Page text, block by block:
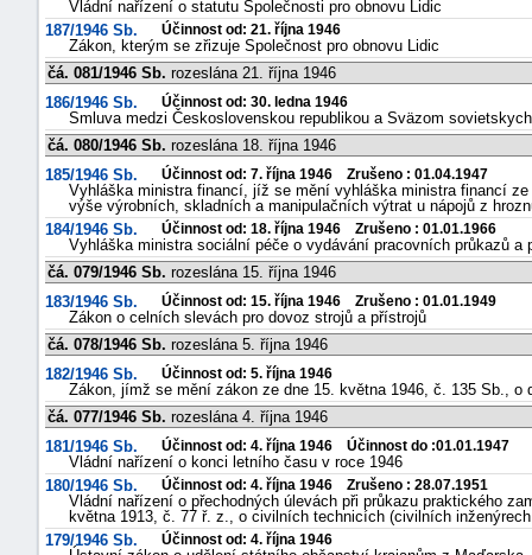
Vládní nařízení o statutu Společnosti pro obnovu Lidic
187/1946 Sb.
Účinnost od: 21. října 1946
Zákon, kterým se zřizuje Společnost pro obnovu Lidic
čá. 081/1946 Sb. rozeslána 21. října 1946
186/1946 Sb.
Účinnost od: 30. ledna 1946
Smluva medzi Československou republikou a Sväzom
čá. 080/1946 Sb. rozeslána 18. října 1946
185/1946 Sb.
Účinnost od: 7. října 1946 Zrušeno : 01.04.1947
Vyhláška ministra financí, jíž se mění vyhláška ministra financí
výše výrobních, skladních a manipulačních výtrat u nápojů z
184/1946 Sb.
Účinnost od: 18. října 1946 Zrušeno : 01.01.1966
Vyhláška ministra sociální péče o vydávání pracovních průkazů a
čá. 079/1946 Sb. rozeslána 15. října 1946
183/1946 Sb.
Účinnost od: 15. října 1946 Zrušeno : 01.01.1949
Zákon o celních slevách pro dovoz strojů a přístrojů
čá. 078/1946 Sb. rozeslána 5. října 1946
182/1946 Sb.
Účinnost od: 5. října 1946
Zákon, jímž se mění zákon ze dne 15. května 1946, č. 135 Sb., o
čá. 077/1946 Sb. rozeslána 4. října 1946
181/1946 Sb.
Účinnost od: 4. října 1946 Účinnost do :01.01.1947
Vládní nařízení o konci letního času v roce 1946
180/1946 Sb.
Účinnost od: 4. října 1946 Zrušeno : 28.07.1951
Vládní nařízení o přechodných úlevách při průkazu praktického
května 1913, č. 77 ř. z., o civilních technicích (civilních
179/1946 Sb.
Účinnost od: 4. října 1946